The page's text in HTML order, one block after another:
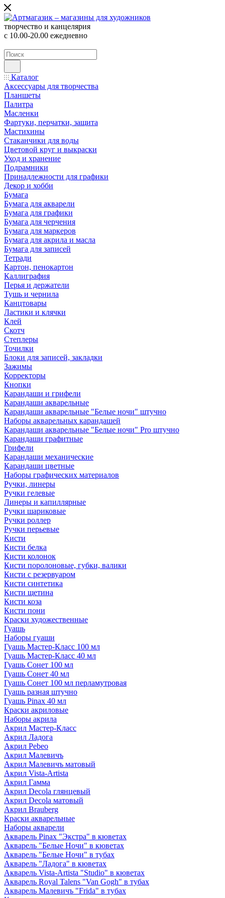
творчество и канцелярия
с 10.00-20.00 ежедневно
Каталог
Аксессуары для творчества
Планшеты
Палитра
Масленки
Фартуки, перчатки, защита
Мастихины
Стаканчики для воды
Цветовой круг и выкраски
Уход и хранение
Подрамники
Принадлежности для графики
Декор и хобби
Бумага
Бумага для акварели
Бумага для графики
Бумага для черчения
Бумага для маркеров
Бумага для акрила и масла
Бумага для записей
Тетради
Картон, пенокартон
Каллиграфия
Перья и держатели
Тушь и чернила
Канцтовары
Ластики и клячки
Клей
Скотч
Степлеры
Точилки
Блоки для записей, закладки
Зажимы
Корректоры
Кнопки
Карандаши и грифели
Карандаши акварельные
Карандаши акварельные "Белые ночи" штучно
Наборы акварельных карандашей
Карандаши акварельные "Белые ночи" Pro штучно
Карандаши графитные
Грифели
Карандаши механические
Карандаши цветные
Наборы графических материалов
Ручки, линеры
Ручки гелевые
Линеры и капиллярные
Ручки шариковые
Ручки роллер
Ручки перьевые
Кисти
Кисти белка
Кисти колонок
Кисти поролоновые, губки, валики
Кисти с резервуаром
Кисти синтетика
Кисти щетина
Кисти коза
Кисти пони
Краски художественные
Гуашь
Наборы гуаши
Гуашь Мастер-Класс 100 мл
Гуашь Мастер-Класс 40 мл
Гуашь Сонет 100 мл
Гуашь Сонет 40 мл
Гуашь Сонет 100 мл перламутровая
Гуашь разная штучно
Гуашь Pinax 40 мл
Краски акриловые
Наборы акрила
Акрил Мастер-Класс
Акрил Ладога
Акрил Pebeo
Акрил Малевичъ
Акрил Малевичъ матовый
Акрил Vista-Artista
Акрил Гамма
Акрил Decola глянцевый
Акрил Decola матовый
Акрил Brauberg
Краски акварельные
Наборы акварели
Акварель Pinax "Экстра" в кюветах
Акварель "Белые Ночи" в кюветах
Акварель "Белые Ночи" в тубах
Акварель "Ладога" в кюветах
Акварель Vista-Artista "Studio" в кюветах
Акварель Royal Talens "Van Gogh" в тубах
Акварель Малевичъ "Frida" в тубах